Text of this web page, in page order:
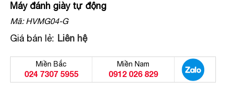
Máy đánh giày tự động
Mã:HVMG04-G
Giá bán lẻ: Liên hệ
Miền Bắc
024 7307 5955
Miền Nam
0912 026 829